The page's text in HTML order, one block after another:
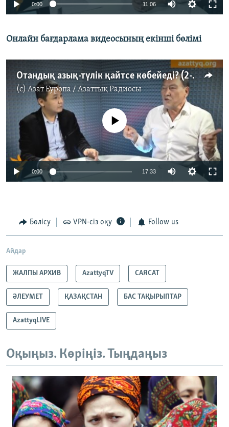
0:00 11:06
Онлайн бағдарлама видеосының екінші бөлімі
Отандық азық-түлік қайтсе көбейеді? (2-бөлім)
(c) Азат Еуропа / Азаттық Радиосы
No media source currently available
0:00 17:33
Бөлісу VPN-сіз оқу Follow us
Айдар
ЖАЛПЫ АРХИВ AzattyqTV САЯСАТ
ӘЛЕУМЕТ ҚАЗАҚСТАН БАС ТАҚЫРЫПТАР
AzattyqLIVE
Оқыңыз. Көріңіз. Тыңдаңыз